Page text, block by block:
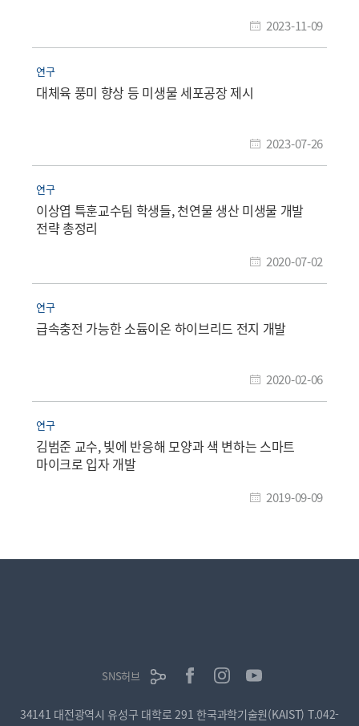
2023-11-09
연구
대체육 풍미 향상 등 미생물 세포공장 제시
2023-07-26
연구
이상엽 특훈교수팀 학생들, 천연물 생산 미생물 개발
전략 총정리
2020-07-02
연구
급속충전 가능한 소듐이온 하이브리드 전지 개발
2020-02-06
연구
김범준 교수, 빛에 반응해 모양과 색 변하는 스마트
마이크로 입자 개발
2019-09-09
SNS허브
34141 대전광역시 유성구 대학로 291 한국과학기술원(KAIST) T.042-